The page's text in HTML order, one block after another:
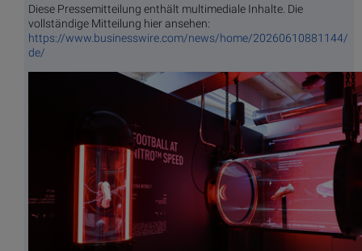
Diese Pressemitteilung enthält multimediale Inhalte. Die
vollständige Mitteilung hier ansehen:
https://www.businesswire.com/news/home/20260610881144/
de/